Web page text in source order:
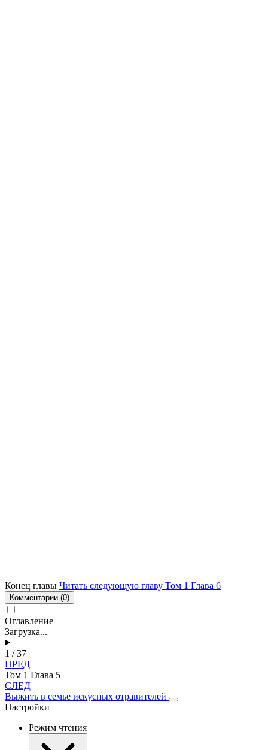
Конец главы Читать следующую главу Том 1 Глава 6
Комментарии (0)
Оглавление
Загрузка...
1 / 37
ПРЕД
Том 1 Глава 5
СЛЕД
Выжить в семье искусных отравителей
Настройки
Режим чтения